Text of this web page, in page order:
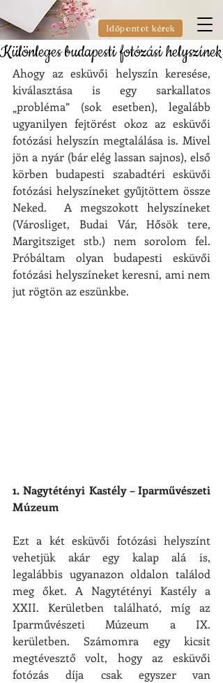
Időpontot kérek
Különleges budapesti fotózási helyszínek
Ahogy az esküvői helyszín keresése,
kiválasztása is egy sarkallatos
„probléma” (sok esetben), legalább
ugyanilyen fejtörést okoz az esküvői
fotózási helyszín megtalálása is. Mivel
jön a nyár (bár elég lassan sajnos), első
körben budapesti szabadtéri esküvői
fotózási helyszíneket gyűjtöttem össze
Neked.  A megszokott helyszíneket
(Városliget, Budai Vár, Hősök tere,
Margitsziget stb.) nem sorolom fel.
Próbáltam olyan budapesti esküvői
fotózási helyszíneket keresni, ami nem
jut rögtön az eszünkbe.
1. Nagytétényi Kastély – Iparművészeti
Múzeum
Ezt a két esküvői fotózási helyszínt
vehetjük akár egy kalap alá is,
legalábbis ugyanazon oldalon találod
meg őket. A Nagytétényi Kastély a
XXII. Kerületben található, míg az
Iparművészeti Múzeum a IX.
kerületben. Számomra egy kicsit
megtévesztő volt, hogy az esküvői
fotózás díja csak egyszer van